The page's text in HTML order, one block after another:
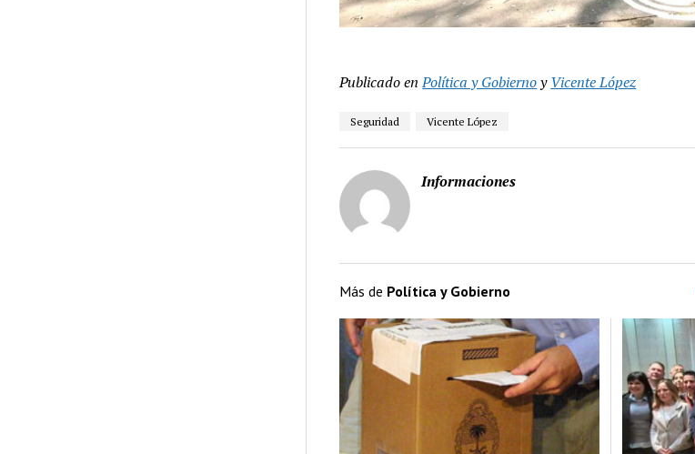
Publicado en Política y GobiernoyVicente López
Seguridad Vicente López
Informaciones
Más de Política y Gobierno